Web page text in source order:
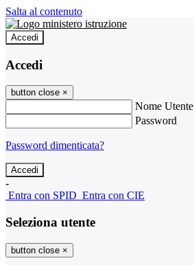
Salta al contenuto
Accedi
Accedi
button close ×
Nome Utente
Password
Password dimenticata?
-
Entra con SPID Entra con CIE
Seleziona utente
button close ×